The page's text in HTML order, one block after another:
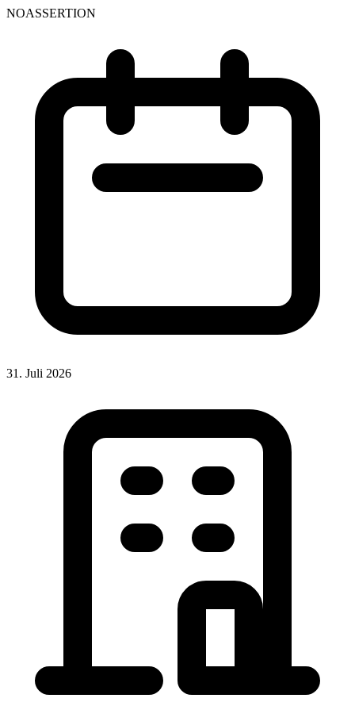
NOASSERTION
31. Juli 2026